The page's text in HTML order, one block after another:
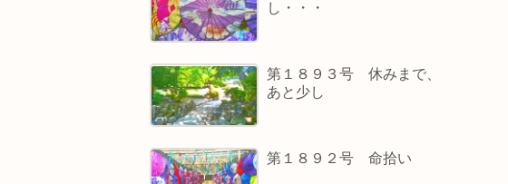
し・・・
第１８９３号 休みまで、
あと少し
第１８９２号 命拾い